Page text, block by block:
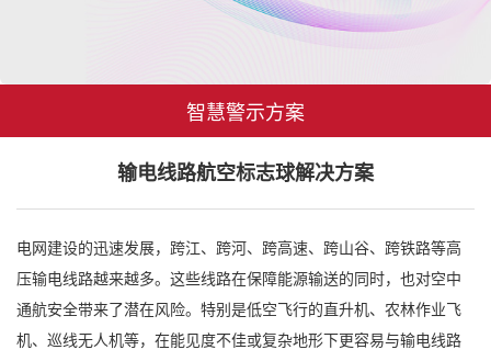
智慧警示方案
输电线路航空标志球解决方案
电网建设的迅速发展，跨江、跨河、跨高速、跨山谷、跨铁路等高
压输电线路越来越多。这些线路在保障能源输送的同时，也对空中
通航安全带来了潜在风险。特别是低空飞行的直升机、农林作业飞
机、巡线无人机等，在能见度不佳或复杂地形下更容易与输电线路